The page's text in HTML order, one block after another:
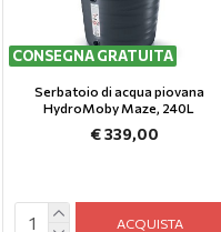
CONSEGNA GRATUITA
Serbatoio di acqua piovana
HydroMoby Maze, 240L
€ 339,00
ACQUISTA